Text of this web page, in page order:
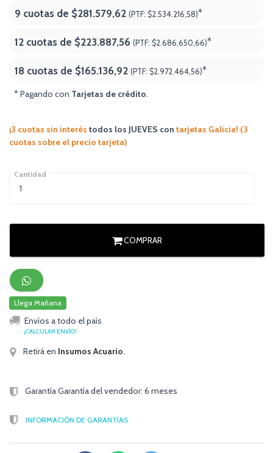
9 cuotas de $281.579,62 (PTF: $2.534.216,58)*
12 cuotas de $223.887,56 (PTF: $2.686.650,66)*
18 cuotas de $165.136,92 (PTF: $2.972.464,56)*
* Pagando con Tarjetas de crédito.
¡3 cuotas sin interés todos los JUEVES con tarjetas Galicia! (3
cuotas sobre el precio tarjeta)
Cantidad
COMPRAR
Llega Mañana
Envíos a todo el país
¡CALCULAR ENVÍO!
Retirá en Insumos Acuario.
Garantía Garantía del vendedor: 6 meses
INFORMACIÓN DE GARANTÍAS